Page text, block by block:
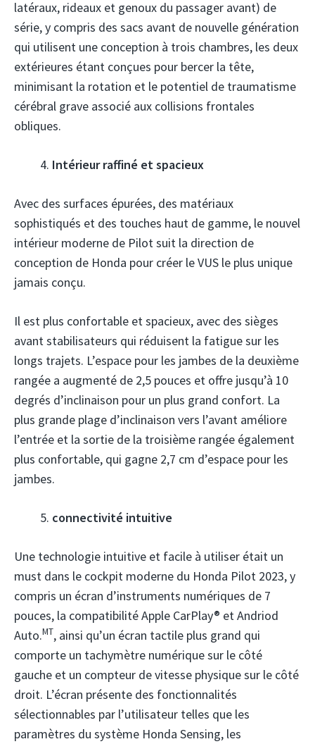
latéraux, rideaux et genoux du passager avant) de
série, y compris des sacs avant de nouvelle génération
qui utilisent une conception à trois chambres, les deux
extérieures étant conçues pour bercer la tête,
minimisant la rotation et le potentiel de traumatisme
cérébral grave associé aux collisions frontales
obliques.
Intérieur raffiné et spacieux
Avec des surfaces épurées, des matériaux
sophistiqués et des touches haut de gamme, le nouvel
intérieur moderne de Pilot suit la direction de
conception de Honda pour créer le VUS le plus unique
jamais conçu.
Il est plus confortable et spacieux, avec des sièges
avant stabilisateurs qui réduisent la fatigue sur les
longs trajets. L’espace pour les jambes de la deuxième
rangée a augmenté de 2,5 pouces et offre jusqu’à 10
degrés d’inclinaison pour un plus grand confort. La
plus grande plage d’inclinaison vers l’avant améliore
l’entrée et la sortie de la troisième rangée également
plus confortable, qui gagne 2,7 cm d’espace pour les
jambes.
connectivité intuitive
Une technologie intuitive et facile à utiliser était un
must dans le cockpit moderne du Honda Pilot 2023, y
compris un écran d’instruments numériques de 7
pouces, la compatibilité Apple CarPlay® et Andriod
Auto.MT, ainsi qu’un écran tactile plus grand qui
comporte un tachymètre numérique sur le côté
gauche et un compteur de vitesse physique sur le côté
droit. L’écran présente des fonctionnalités
sélectionnables par l’utilisateur telles que les
paramètres du système Honda Sensing, les